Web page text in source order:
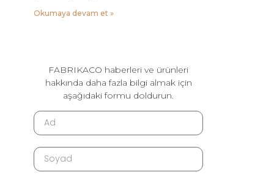
Okumaya devam et »
FABRIKACO haberleri ve ürünleri
hakkında daha fazla bilgi almak için
aşağıdaki formu doldurun.